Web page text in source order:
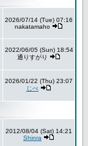
2026/07/14 (Tue) 07:16
nakatamaho
2022/06/05 (Sun) 18:54
通りすがり
2026/01/22 (Thu) 23:07
じべ
2012/08/04 (Sat) 14:21
Shinra